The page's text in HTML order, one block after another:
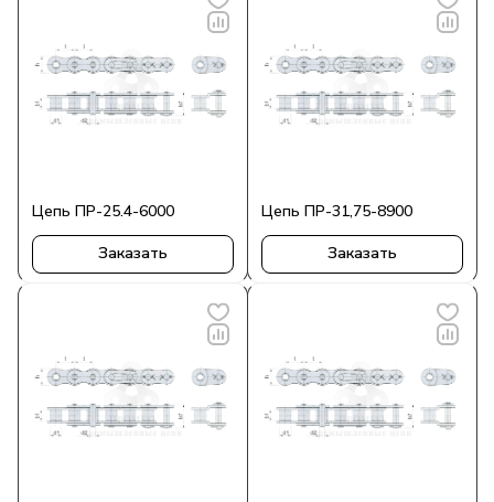
Цепь ПР-25.4-6000
Заказать
Цепь ПР-31,75-8900
Заказать